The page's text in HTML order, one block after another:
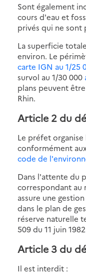
Sont également
cours d'eau et
privés qui ne sont
La superficie
environ. Le
carte IGN au 1/25
survol au 1/30 000
plans peuvent
Rhin.
Article 2 du
Le préfet
conformément
code de
Dans l'attente du
correspondant au
assure une
dans le plan de
réserve naturelle
509 du 11 juin
Article 3 du
Il est interdit :